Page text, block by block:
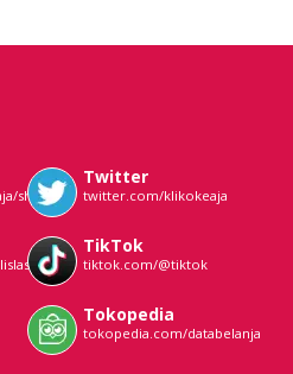
shop/
Twitter
twitter.com/klikokeaja
TikTok
tiktok.com/@tiktok
Tokopedia
tokopedia.com/databelanja